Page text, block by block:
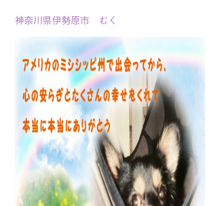
神奈川県伊勢原市 むく